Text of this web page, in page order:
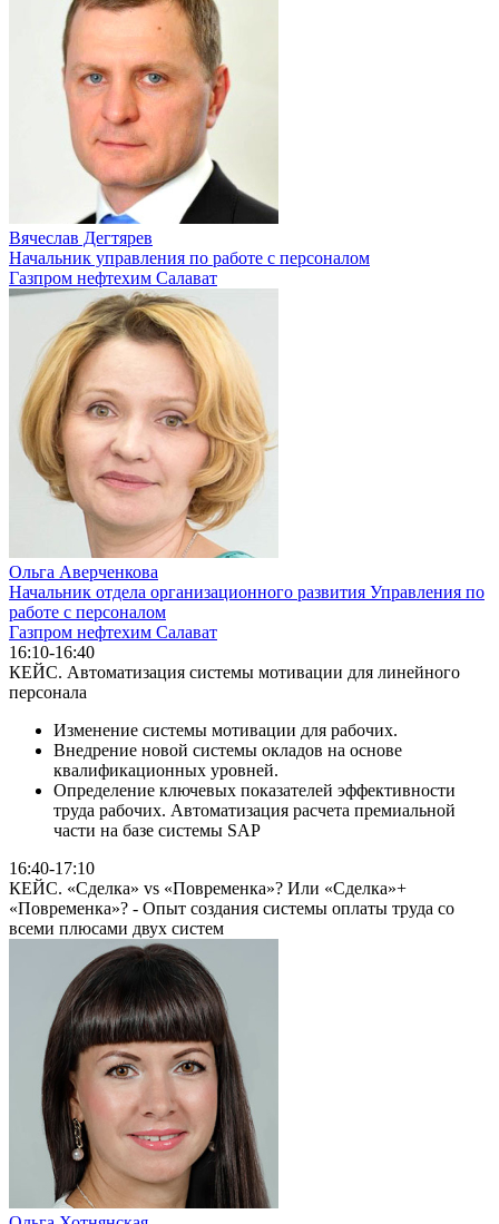
Вячеслав Дегтярев
Начальник управления по работе с персоналом
Газпром нефтехим Салават
Ольга Аверченкова
Начальник отдела организационного развития Управления по
работе с персоналом
Газпром нефтехим Салават
16:10-16:40
КЕЙС. Автоматизация системы мотивации для линейного
персонала
Изменение системы мотивации для рабочих.
Внедрение новой системы окладов на основе
квалификационных уровней.
Определение ключевых показателей эффективности
труда рабочих. Автоматизация расчета премиальной
части на базе системы SAP
16:40-17:10
КЕЙС. «Сделка» vs «Повременка»? Или «Сделка»+
«Повременка»? - Опыт создания системы оплаты труда со
всеми плюсами двух систем